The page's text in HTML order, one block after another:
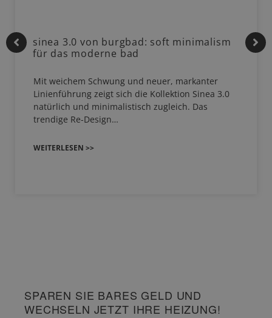
sinea 3.0 von burgbad: soft minimalism
für das moderne bad
Mit weichem Schwung und neuer, markanter
Linienführung zeigt sich die Kollektion Sinea 3.0
natürlich und minimalistisch zugleich. Das
trendige Re-Design…
WEITERLESEN >>
SPAREN SIE BARES GELD UND
WECHSELN JETZT IHRE HEIZUNG!